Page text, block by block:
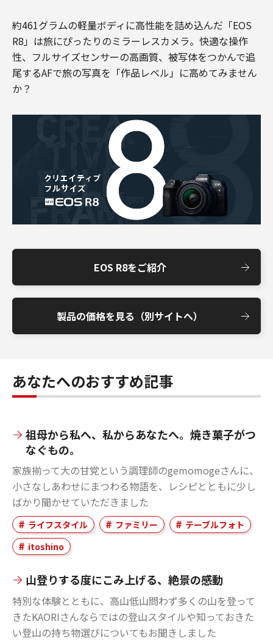
約461グラムの軽量ボディに高性能を詰め込んだ「EOS
R8」は旅にぴったりのミラーレスカメラ。快適な操作
性、フルサイズセンサーの高画質、被写体をつかんで追
尾するAFで旅の写真を「作品レベル」に高めてみません
か？
EOS R8をご紹介
製品の価格を見る（別サイトへ）
あなたへのおすすめ記事
祖母から私へ、私からあなたへ。焼き菓子がつ
なぐもの。
家族揃って大の甘党という調理師のgemomogeさんに、
小さなしあわせにまつわる物語を、レシピとともに少し
ばかり聞かせていただきました
ライフスタイル ファミリー
テーブルフォト
itoshino
山登りする度にこみ上げる、絶景の感動
特別な体験とともに、高山低山問わず多くの山を登って
きたKAORIさんならではの登山スタイルや知っておきた
い登山の持ち物選びについてもお聞きしました